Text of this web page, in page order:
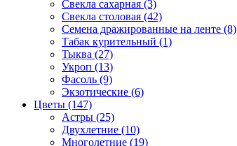
Свекла сахарная (3)
Свекла столовая (42)
Семена дражированные на ленте (8)
Табак курительный (1)
Тыква (27)
Укроп (13)
Фасоль (9)
Экзотические (6)
Цветы (147)
Астры (25)
Двухлетние (10)
Многолетние (19)